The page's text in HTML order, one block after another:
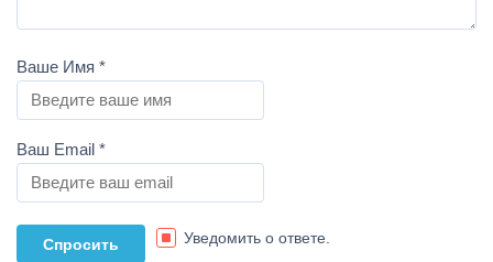
Ваше Имя *
Ваш Email *
Уведомить о ответе.